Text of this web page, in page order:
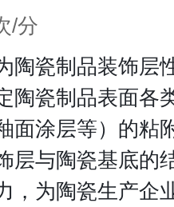
/分
陶瓷制品装饰层
陶瓷制品表面各
面涂层等）的粘
层与陶瓷基底的
，为陶瓷生产企